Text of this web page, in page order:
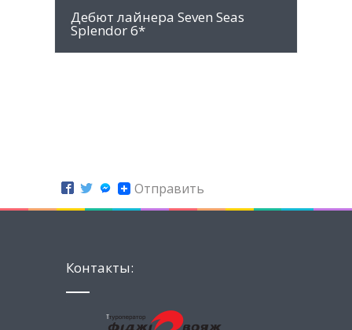
Дебют лайнера Seven Seas
Splendor 6*
Отправить
Контакты: